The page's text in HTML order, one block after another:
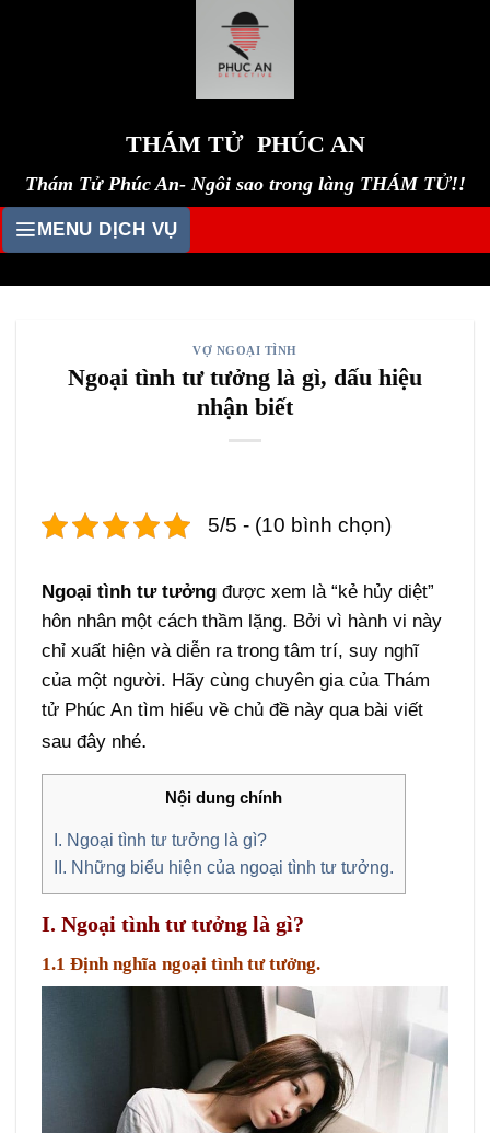
THÁM TỬ PHÚC AN
Thám Tử Phúc An- Ngôi sao trong làng THÁM TỬ!!
MENU DỊCH VỤ
VỢ NGOẠI TÌNH
Ngoại tình tư tưởng là gì, dấu hiệu
nhận biết
5/5 - (10 bình chọn)
Ngoại tình tư tưởng được xem là “kẻ hủy diệt”
hôn nhân một cách thầm lặng. Bởi vì hành vi này
chỉ xuất hiện và diễn ra trong tâm trí, suy nghĩ
của một người. Hãy cùng chuyên gia của Thám
tử Phúc An tìm hiểu về chủ đề này qua bài viết
sau đây nhé.
Nội dung chính
I. Ngoại tình tư tưởng là gì?
II. Những biểu hiện của ngoại tình tư tưởng.
I. Ngoại tình tư tưởng là gì?
1.1 Định nghĩa ngoại tình tư tưởng.